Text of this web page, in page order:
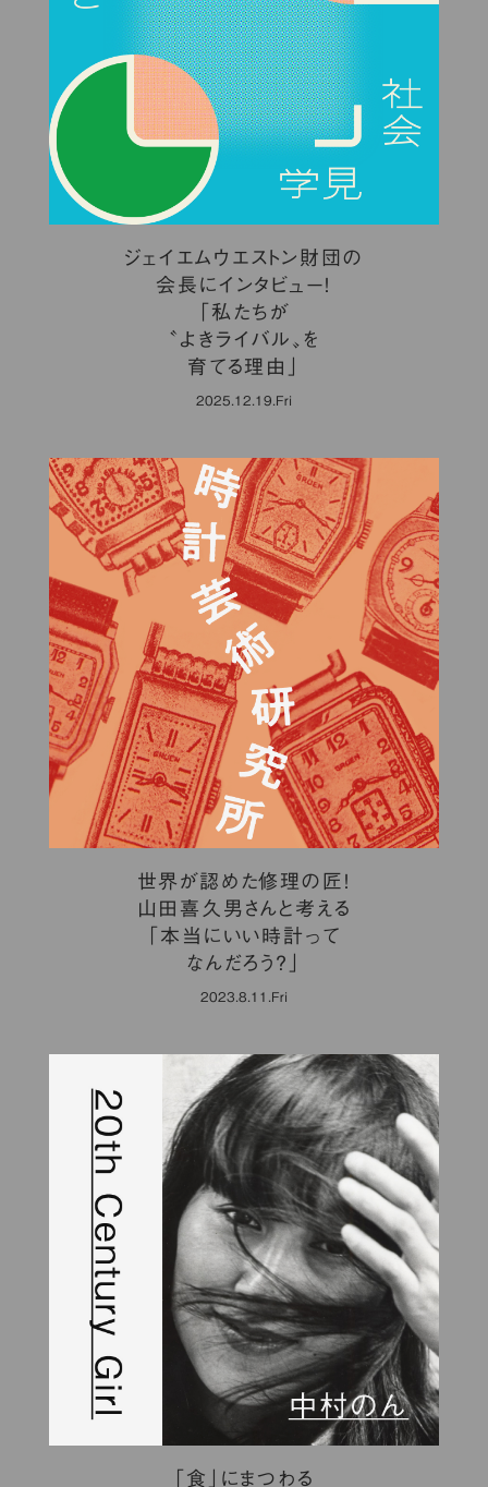
ジェイエムウエストン財団の
会長にインタビュー！
「私たちが
〝よきライバル〟を
育てる理由」
2025.12.19.Fri
世界が認めた修理の匠！
山田喜久男さんと考える
「本当にいい時計って
なんだろう？」
2023.8.11.Fri
「食」にまつわる